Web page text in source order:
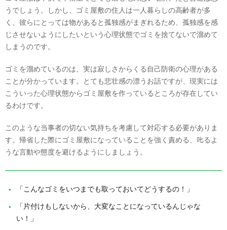
うでしょう。しかし、ゴミ屋敷の住人は一人暮らしの高齢者が多
く、彼らにとっては物があると孤独感がまぎれるため、孤独感を感
じさせないようにしたいという心理状態でゴミを捨てないで溜めて
しまうのです。
ゴミを溜めているのは、実は寂しさからくる自己防衛の心理がある
ことが分かっています。とても悲壮感の漂うお話ですが、現実には
こういった心理状態からゴミ屋敷を作っているところが存在してい
るわけです。
このような当事者の切ない気持ちを考慮して対応する必要がありま
す。帰省した際にゴミ屋敷になっていることを強く責める、𠮟るよ
うな言動や態度を避けるようにしましょう。
「こんなゴミをいつまでも取っておいてどうするの！」
「片付けもしないから、大変なことになっているんじゃな
い！」